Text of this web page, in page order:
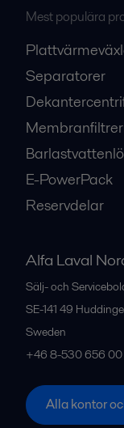
Mest populära
Separatorer
E-PowerPack
Reservdelar
Alfa Laval
Sälj- och
SE-141 49 Huddinge
Sweden
+46 8-530 656 00
Alla kontor